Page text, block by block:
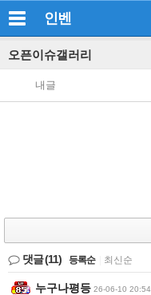
인벤
오픈이슈갤러리
내글
댓글(11) 등록순 최신순
누구나평등 26-06-10 20:54